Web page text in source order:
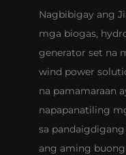
Nagbibigay ang
mga biogas,
generator set na
wind power
na pamamaraan
napapanatiling
sa
ang aming